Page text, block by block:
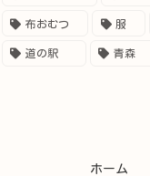
布おむつ 服
道の駅 青森
ホーム